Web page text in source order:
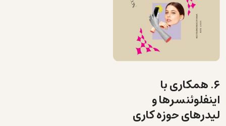
۶. همکاری با
اینفلوئنسرها و
لیدرهای حوزه کاری